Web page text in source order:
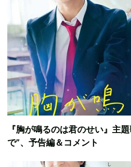
『胸が鳴るのは君のせい』主
で”、予告編＆コメント